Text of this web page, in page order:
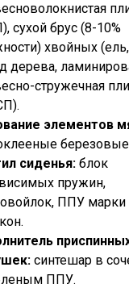
сухой брус (8-10%
хвойных
дерева,
стружечная
элементов
сиденья: блок
пружин,
ППУ марки
синтешар в
ППУ.